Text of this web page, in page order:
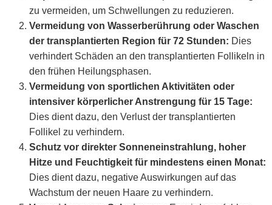
zu vermeiden, um Schwellungen zu reduzieren.
Vermeidung von Wasserberührung oder Waschen
der transplantierten Region für 72 Stunden: Dies
verhindert Schäden an den transplantierten Follikeln in
den frühen Heilungsphasen.
Vermeidung von sportlichen Aktivitäten oder
intensiver körperlicher Anstrengung für 15 Tage:
Dies dient dazu, den Verlust der transplantierten
Follikel zu verhindern.
Schutz vor direkter Sonneneinstrahlung, hoher
Hitze und Feuchtigkeit für mindestens einen Monat:
Dies dient dazu, negative Auswirkungen auf das
Wachstum der neuen Haare zu verhindern.